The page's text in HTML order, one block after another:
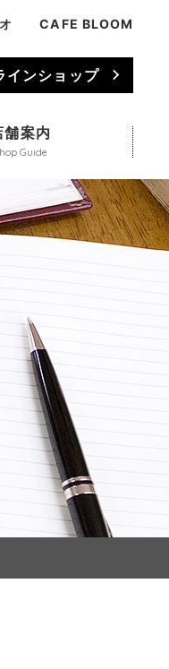
CAFE BLOOM
インショップ
舗案内
Guide